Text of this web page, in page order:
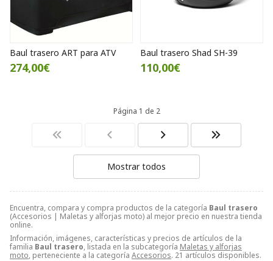
Encuentra, compara y compra productos de la categoría Baul trasero
(Accesorios | Maletas y alforjas moto) al mejor precio en nuestra tienda
online.
Información, imágenes, características y precios de artículos de la
familia Baul trasero, listada en la subcategoría Maletas y alforjas
moto, perteneciente a la categoría Accesorios. 21 artículos disponibles.
Baul trasero ART para ATV
274,00€
Baul trasero Shad SH-39
110,00€
Página 1 de 2
Mostrar todos